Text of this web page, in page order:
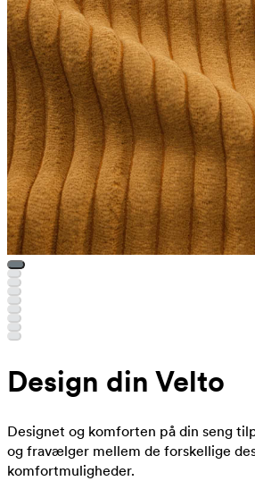
Design din Velto
Designet og komforten på din seng
og fravælger mellem de forskellige
komfortmuligheder.